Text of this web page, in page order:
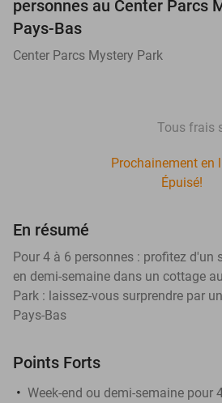
personnes au Center Parcs
Pays-Bas
Center Parcs Mystery Park
Tous frais
Prochainement en
Épuisé!
En résumé
Pour 4 à 6 personnes : profitez d'un
en demi-semaine dans un cottage
Park : laissez-vous surprendre par
Pays-Bas
Points Forts
Week-end ou demi-semaine pour